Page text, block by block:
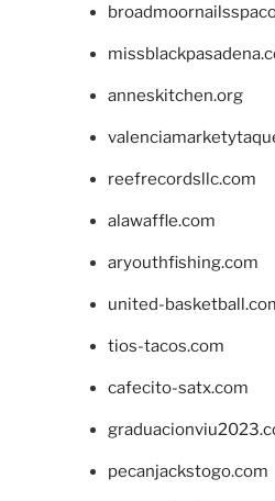
anneskitchen.org
reefrecordsllc.com
alawaffle.com
aryouthfishing.com
united-
tios-tacos.com
cafecito-satx.com
pecanjackstogo.com